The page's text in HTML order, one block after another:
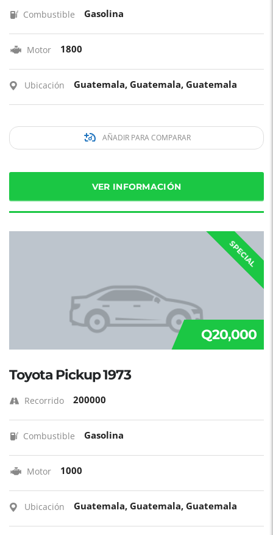
Combustible Gasolina
Motor 1800
Ubicación Guatemala, Guatemala, Guatemala
AÑADIR PARA COMPARAR
VER INFORMACIÓN
SPECIAL
Q20,000
Toyota Pickup 1973
Recorrido 200000
Combustible Gasolina
Motor 1000
Ubicación Guatemala, Guatemala, Guatemala